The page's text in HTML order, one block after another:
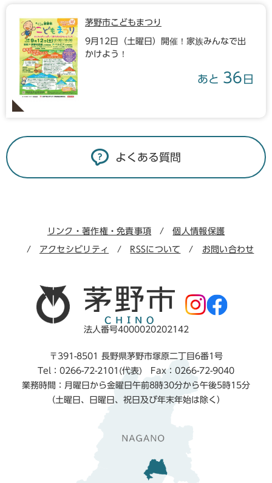
茅野市こどもまつり
9月12日（土曜日）開催！家族みんなで出
かけよう！
あと 36 日
よくある質問
リンク・著作権・免責事項 個人情報保護
アクセシビリティ RSSについて お問い合わせ
法人番号4000020202142
〒391-8501 長野県茅野市塚原二丁目6番1号
Tel：0266-72-2101(代表) Fax：0266-72-9040
業務時間：月曜日から金曜日午前8時30分から午後5時15分
（土曜日、日曜日、祝日及び年末年始は除く）